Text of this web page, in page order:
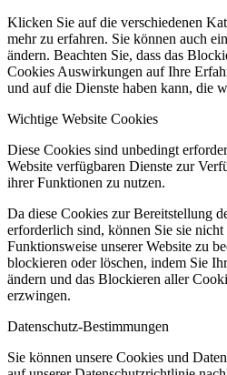
Klicken Sie auf die verschiedenen
mehr zu erfahren. Sie können auch
ändern. Beachten Sie, dass das
Cookies Auswirkungen auf Ihre
und auf die Dienste haben kann, die
Wichtige Website Cookies
Diese Cookies sind unbedingt
Website verfügbaren Dienste zur
ihrer Funktionen zu nutzen.
Da diese Cookies zur Bereitstellung
erforderlich sind, können Sie sie nicht
Funktionsweise unserer Website zu
blockieren oder löschen, indem Sie
ändern und das Blockieren aller
erzwingen.
Datenschutz-Bestimmungen
Sie können unsere Cookies und